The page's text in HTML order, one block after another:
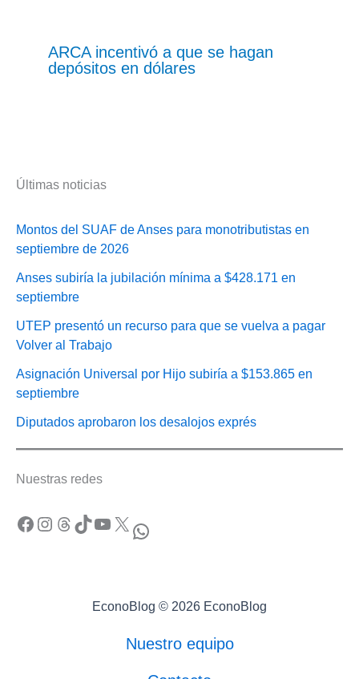
ARCA incentivó a que se hagan
depósitos en dólares
Últimas noticias
Montos del SUAF de Anses para monotributistas en
septiembre de 2026
Anses subiría la jubilación mínima a $428.171 en
septiembre
UTEP presentó un recurso para que se vuelva a pagar
Volver al Trabajo
Asignación Universal por Hijo subiría a $153.865 en
septiembre
Diputados aprobaron los desalojos exprés
Nuestras redes
Facebook Instagram Threads TikTok YouTube X WhatsApp
EconoBlog © 2026 EconoBlog
Nuestro equipo